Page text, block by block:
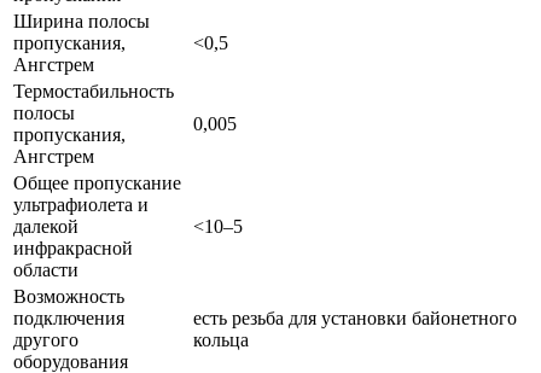
Ширина полосы
пропускания,
Ангстрем
<0,5
Термостабильность
полосы
пропускания,
Ангстрем
0,005
Общее пропускание
ультрафиолета и
далекой
инфракрасной
области
<10–5
Возможность
подключения
другого
оборудования
есть резьба для установки байонетного
кольца